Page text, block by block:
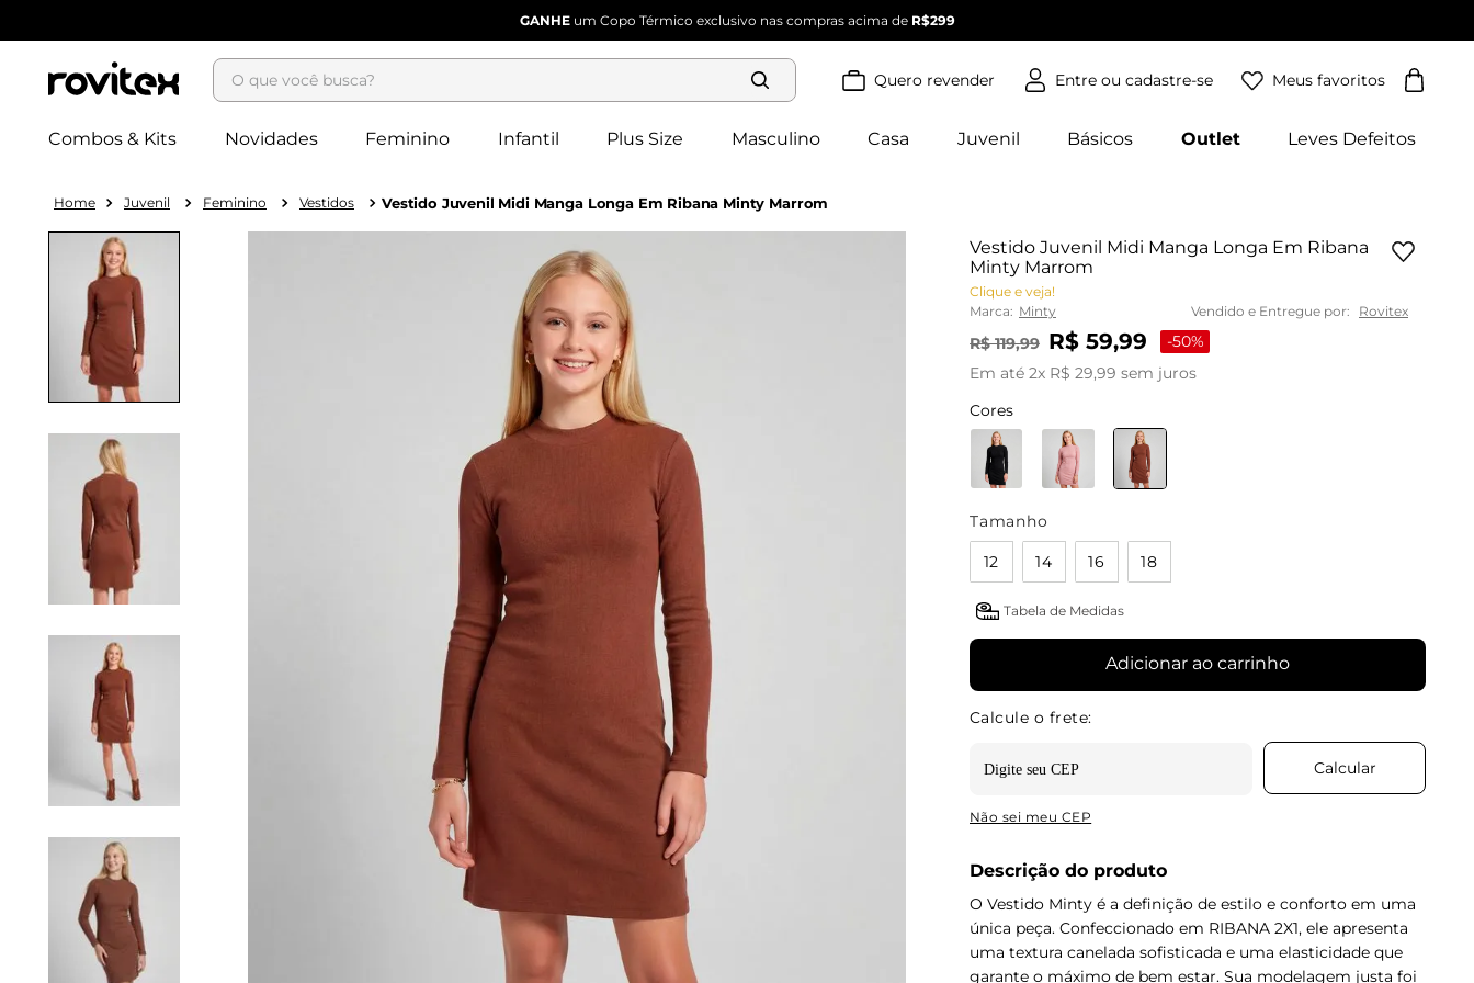
GANHEum Copo Térmico exclusivo nas compras acima de R$299
O que você busca?
Quero revender Meus favoritos
Combos & Kits Novidades Feminino Infantil Plus Size Masculino Casa Juvenil Básicos Outlet Leves Defeitos
Juvenil Feminino Vestidos Vestido Juvenil Midi Manga Longa Em Ribana Minty Marrom
Vestido Juvenil Midi Manga Longa Em Ribana
Minty Marrom
Clique e veja!
Marca: Minty Vendido e Entregue por: Rovitex
R$ 119,99 R$ 59,99 -50%
Em até 2x R$ 29,99 sem juros
Cores
Tamanho
12 14 16 18
Tabela de Medidas
Adicionar ao carrinho
Não sei meu CEP
Descrição do produto
O Vestido Minty é a definição de estilo e conforto em uma
única peça. Confeccionado em RIBANA 2X1, ele apresenta
uma textura canelada sofisticada e uma elasticidade que
garante o máximo de bem estar. Sua modelagem justa foi
Termos mais
buscados
2º
vestido
3º